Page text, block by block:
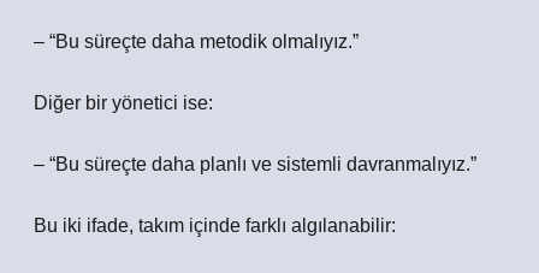
– “Bu süreçte daha metodik olmalıyız.”
Diğer bir yönetici ise:
– “Bu süreçte daha planlı ve sistemli davranmalıyız.”
Bu iki ifade, takım içinde farklı algılanabilir: